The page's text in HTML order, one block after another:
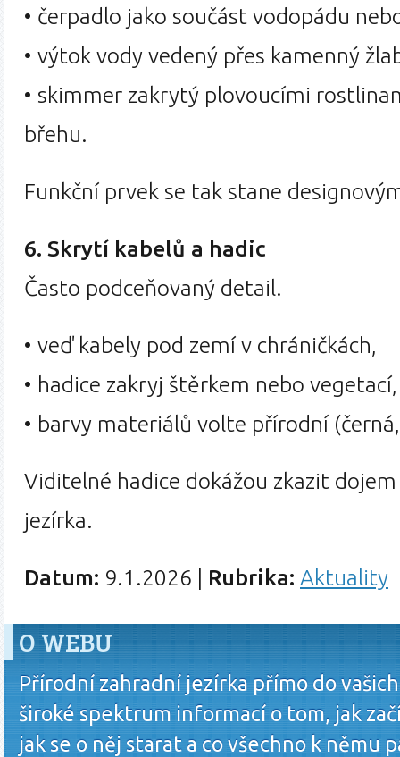
• čerpadlo jako součást vodopádu
• výtok vody vedený přes kamenný
• skimmer zakrytý plovoucími
břehu.
Funkční prvek se tak stane
6. Skrytí kabelů a hadic
Často podceňovaný detail.
• veď kabely pod zemí v chráničkách,
• hadice zakryj štěrkem nebo vegetací,
• barvy materiálů volte přírodní
Viditelné hadice dokážou zkazit
jezírka.
Datum: 9.1.2026 Rubrika: Aktuality
O WEBU
Přírodní zahradní jezírka přímo do
široké spektrum informací o tom, jak
jak se o něj starat a co všechno k němu